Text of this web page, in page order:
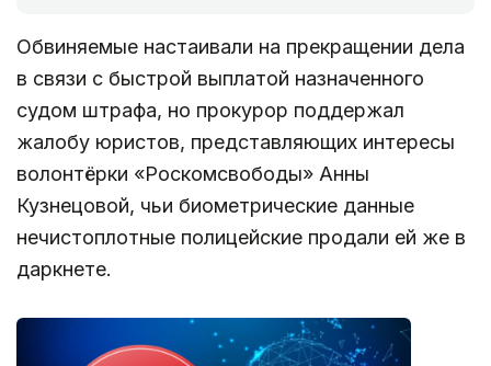
Обвиняемые настаивали на прекращении дела
в связи с быстрой выплатой назначенного
судом штрафа, но прокурор поддержал
жалобу юристов, представляющих интересы
волонтёрки «Роскомсвободы» Анны
Кузнецовой, чьи биометрические данные
нечистоплотные полицейские продали ей же в
даркнете.